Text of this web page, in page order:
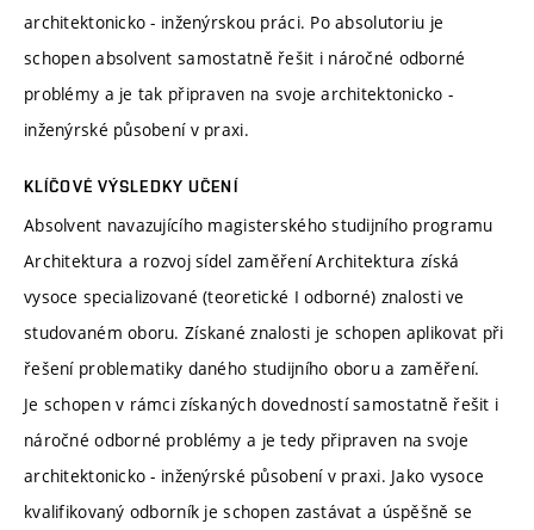
architektonicko - inženýrskou práci. Po absolutoriu je
schopen absolvent samostatně řešit i náročné odborné
problémy a je tak připraven na svoje architektonicko -
inženýrské působení v praxi.
KLÍČOVÉ VÝSLEDKY UČENÍ
Absolvent navazujícího magisterského studijního programu
Architektura a rozvoj sídel zaměření Architektura získá
vysoce specializované (teoretické I odborné) znalosti ve
studovaném oboru. Získané znalosti je schopen aplikovat při
řešení problematiky daného studijního oboru a zaměření.
Je schopen v rámci získaných dovedností samostatně řešit i
náročné odborné problémy a je tedy připraven na svoje
architektonicko - inženýrské působení v praxi. Jako vysoce
kvalifikovaný odborník je schopen zastávat a úspěšně se